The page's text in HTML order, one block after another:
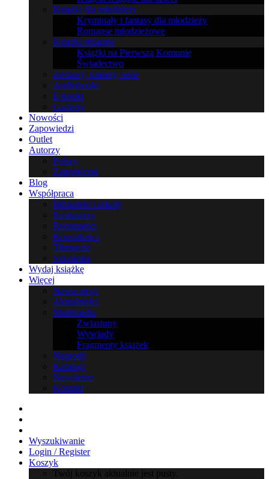
Książki dla młodzieży
Kryminały i fantasy dla młodzieży
Romanse młodzieżowe
Książki religijne
Książki na Pierwszą Komunię
Świadectwo
Zestawy, pakiety, serie
Audiobooki
E-booki
Gadżety
Nowości
Zapowiedzi
Outlet
Autorzy
Polscy
Zagraniczni
Blog
Współpraca
Biblioteki i szkoły
Ilustratorzy
Recenzenci
Konsultanci
Tłumacze
Szkolenia
Wydaj książkę
Więcej
Nasza misja
Aktualności
Multimedia
Zwiastuny
Wywiady
Fragmenty książek
Nagrody
Katalogi
Newsletter
Kontakt
Wyszukiwanie
Login / Register
Koszyk
Twój koszyk aktualnie jest pusty.